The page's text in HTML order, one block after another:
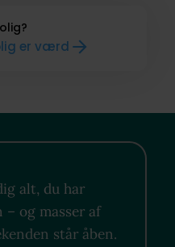
er værd
alt, du har
– og masser af
står åben.